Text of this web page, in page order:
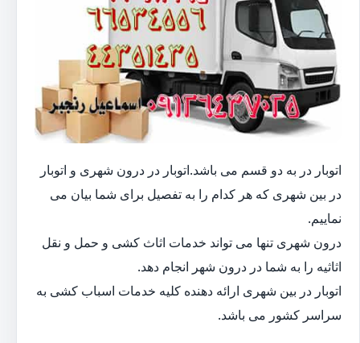
اتوبار در به دو قسم می باشد.اتوبار در درون شهری و اتوبار
در بین شهری که هر کدام را به تفصیل برای شما بیان می
نماییم.
درون شهری تنها می تواند خدمات اثاث کشی و حمل و نقل
اثاثیه را به شما در درون شهر انجام دهد.
اتوبار در بین شهری ارائه دهنده کلیه خدمات اسباب کشی به
سراسر کشور می باشد.